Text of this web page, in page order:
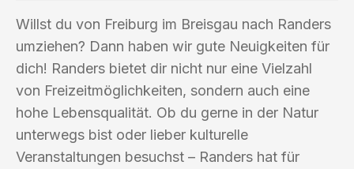
Willst du von Freiburg im Breisgau nach Randers
umziehen? Dann haben wir gute Neuigkeiten für
dich! Randers bietet dir nicht nur eine Vielzahl
von Freizeitmöglichkeiten, sondern auch eine
hohe Lebensqualität. Ob du gerne in der Natur
unterwegs bist oder lieber kulturelle
Veranstaltungen besuchst – Randers hat für